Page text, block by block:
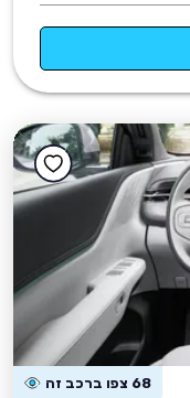
68 צפו ברכב זה